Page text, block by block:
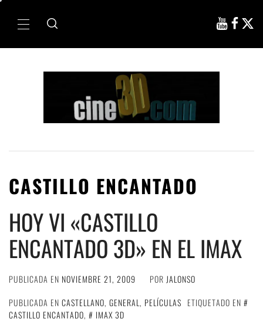
Menú
CASTILLO ENCANTADO
HOY VI «CASTILLO
ENCANTADO 3D» EN EL IMAX
PUBLICADA EN NOVIEMBRE 21, 2009 POR JALONSO
PUBLICADA EN CASTELLANO, GENERAL, PELÍCULAS ETIQUETADO EN
CASTILLO ENCANTADO,
IMAX 3D